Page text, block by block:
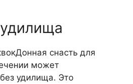
Донная снасть для
может
удилища. Это